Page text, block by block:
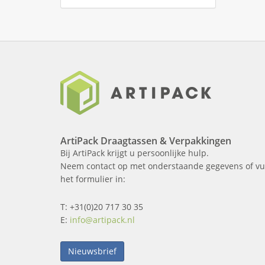
ArtiPack Draagtassen & Verpakkingen
Bij ArtiPack krijgt u persoonlijke hulp.
Neem contact op met onderstaande gegevens of
het formulier in:
T: +31(0)20 717 30 35
E: info@artipack.nl
Nieuwsbrief